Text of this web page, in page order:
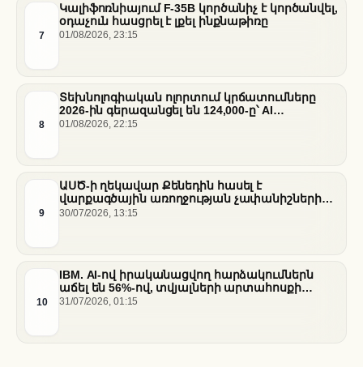
7
Կալիֆոռնիայում F-35B կործանիչ է կործանվել,
օդաչուն հասցրել է լքել ինքնաթիռը
01/08/2026, 23:15
8
Տեխնոլոգիական ոլորտում կրճատումները
2026-ին գերազանցել են 124,000-ը՝ AI
ենթակառուցվածքների վերաբաշխման ֆոնին
01/08/2026, 22:15
9
ԱՍԾ-ի ղեկավար Քենեդին հասել է
վարքագծային առողջության չափանիշների
բարելավման շուրջ ազգային
30/07/2026, 13:15
10
IBM. AI-ով իրականացվող հարձակումներն
աճել են 56%-ով, տվյալների արտահոսքի
ծախսերը հասել են ռեկորդային մակարդակի
31/07/2026, 01:15